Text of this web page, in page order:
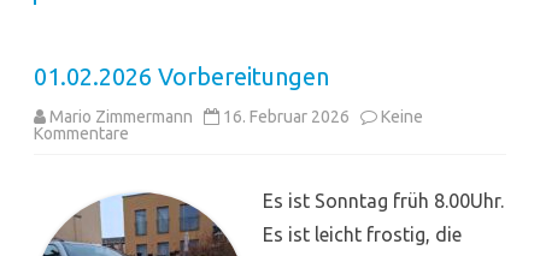
01.02.2026 Vorbereitungen
Mario Zimmermann 16. Februar 2026
Keine
Kommentare
Es ist Sonntag früh 8.00Uhr.
Es ist leicht frostig, die